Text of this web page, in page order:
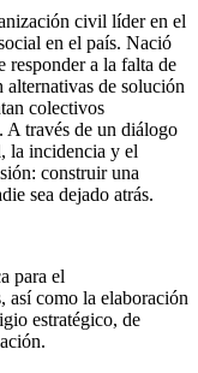
civil líder en el
en el país. Nació
responder a la falta de
de solución
colectivos
A través de un diálogo
la incidencia y el
construir una
sea dejado atrás.
para el
así como la elaboración
estratégico, de